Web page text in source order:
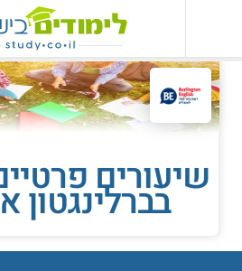
שיעורים
בברלינגטון